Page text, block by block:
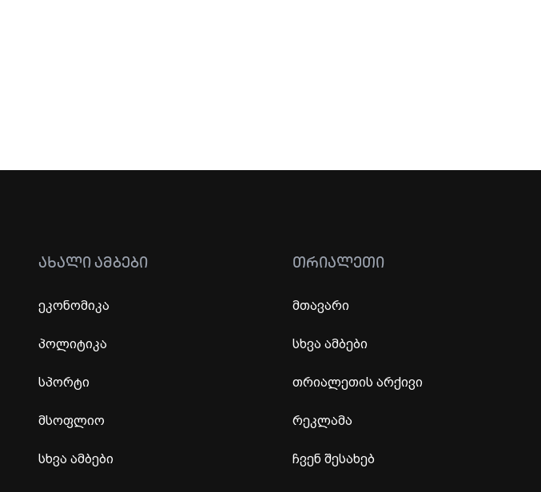
ᲐᲮᲐᲚᲘ ᲐᲛᲑᲔᲑᲘ
ეკონომიკა
პოლიტიკა
სპორტი
მსოფლიო
სხვა ამბები
ᲗᲠᲘᲐᲚᲔᲗᲘ
მთავარი
სხვა ამბები
თრიალეთის არქივი
რეკლამა
ჩვენ შესახებ